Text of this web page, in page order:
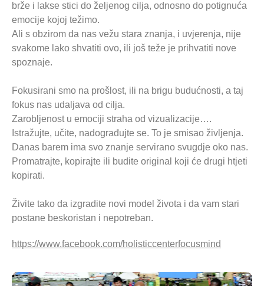
brže i lakse stici do željenog cilja, odnosno do potignuća
emocije kojoj težimo.
Ali s obzirom da nas vežu stara znanja, i uvjerenja, nije
svakome lako shvatiti ovo, ili još teže je prihvatiti nove
spoznaje.
Fokusirani smo na prošlost, ili na brigu budućnosti, a taj
fokus nas udaljava od cilja.
Zarobljenost u emociji straha od vizualizacije….
Istražujte, učite, nadograđujte se. To je smisao življenja.
Danas barem ima svo znanje servirano svugdje oko nas.
Promatrajte, kopirajte ili budite original koji će drugi htjeti
kopirati.
Živite tako da izgradite novi model života i da vam stari
postane beskoristan i nepotreban.
https://www.facebook.com/holisticcenterfocusmind